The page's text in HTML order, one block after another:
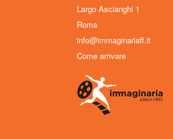
Largo Ascianghi 1
Roma
info@immaginariaff.it
Come arrivare